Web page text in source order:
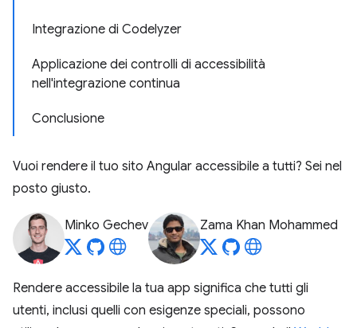
Integrazione di Codelyzer
Applicazione dei controlli di accessibilità
nell'integrazione continua
Conclusione
Vuoi rendere il tuo sito Angular accessibile a tutti? Sei nel
posto giusto.
Minko Gechev Zama Khan Mohammed
Rendere accessibile la tua app significa che tutti gli
utenti, inclusi quelli con esigenze speciali, possono